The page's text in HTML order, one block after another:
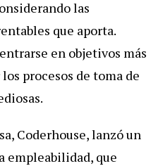
las
que aporta.
en objetivos más
procesos de toma de
Coderhouse, lanzó un
empleabilidad, que